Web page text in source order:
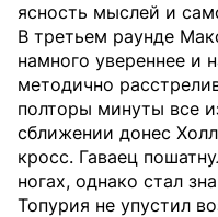
ясность мыслей и
В третьем раунде
намного увереннее и
методично
полторы минуты все
сближении донес
кросс. Гаваец
ногах, однако стал
Топурия не упустил